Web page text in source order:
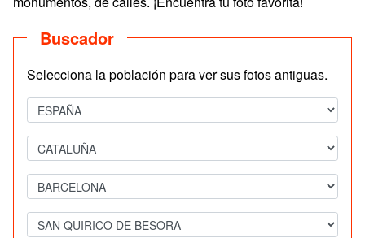
Buscador
Selecciona la población para ver sus fotos antiguas.